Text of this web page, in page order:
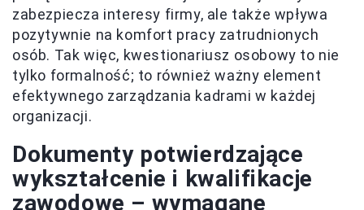
zabezpiecza interesy firmy, ale także wpływa
pozytywnie na komfort pracy zatrudnionych
osób. Tak więc, kwestionariusz osobowy to nie
tylko formalność; to również ważny element
efektywnego zarządzania kadrami w każdej
organizacji.
Dokumenty potwierdzające
wykształcenie i kwalifikacje
zawodowe – wymagane